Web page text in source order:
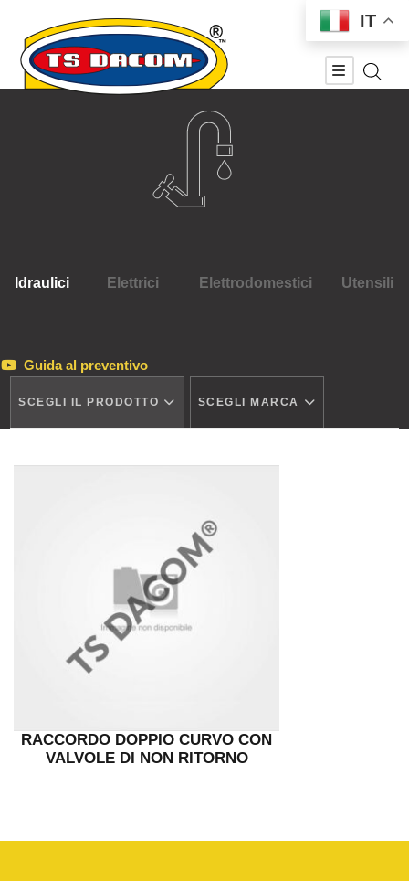
Idraulici Elettrici Elettrodomestici Utensili
Guida al preventivo
SCEGLI IL PRODOTTO SCEGLI MARCA
RACCORDO DOPPIO CURVO CON
VALVOLE DI NON RITORNO
IT